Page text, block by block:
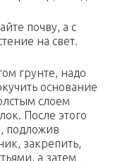
почву, а с
на свет.
грунте, надо
основание
слоем
После этого
подложив
закрепить,
а затем